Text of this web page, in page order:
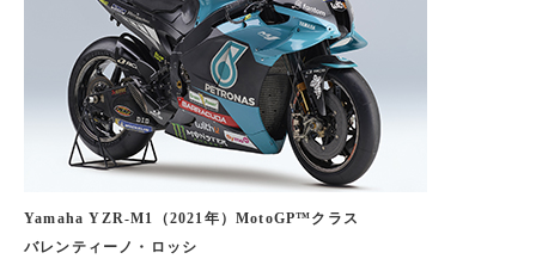
Yamaha YZR-M1（2021年）MotoGP™クラス
バレンティーノ・ロッシ